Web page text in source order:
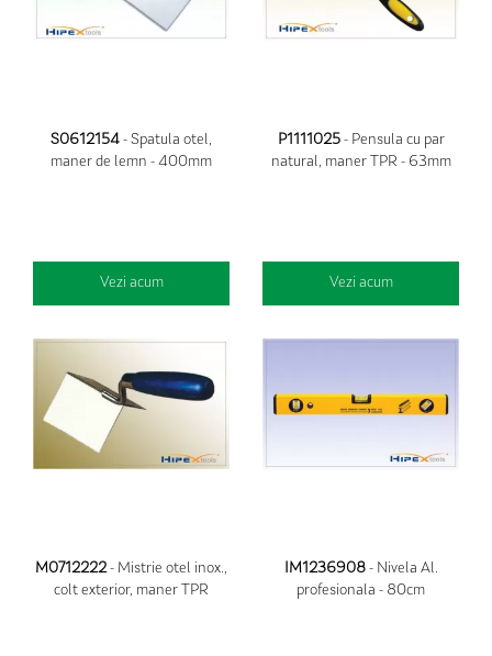
S0612154 - Spatula otel,
maner de lemn - 400mm
Vezi acum
P1111025- Pensula cu par
natural, maner TPR - 63mm
Vezi acum
M0712222- Mistrie otel inox.,
colt exterior, maner TPR
IM1236908- Nivela Al.
profesionala - 80cm